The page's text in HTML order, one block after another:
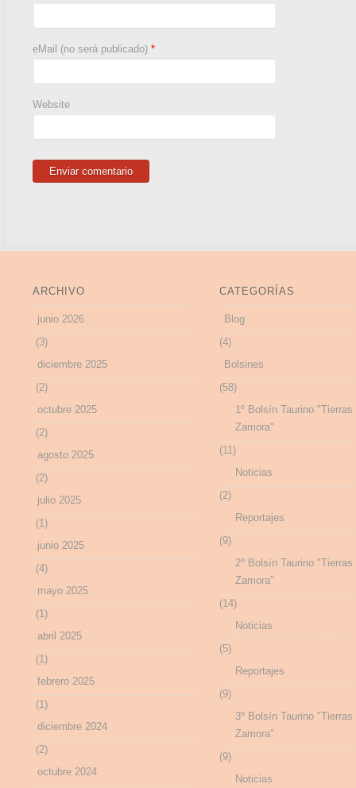
eMail (no será publicado) *
Website
ARCHIVO
junio 2026
(3)
diciembre 2025
(2)
octubre 2025
(2)
agosto 2025
(2)
julio 2025
(1)
junio 2025
(4)
mayo 2025
(1)
abril 2025
(1)
febrero 2025
(1)
diciembre 2024
(2)
octubre 2024
CATEGORÍAS
Blog
(4)
Bolsines
(58)
1º Bolsín Taurino "Tierras
Zamora"
(11)
Noticias
(2)
Reportajes
(9)
2º Bolsín Taurino "Tierras
Zamora"
(14)
Noticias
(5)
Reportajes
(9)
3º Bolsín Taurino "Tierras
Zamora"
(9)
Noticias